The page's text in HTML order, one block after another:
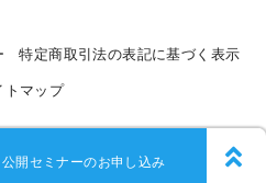
特定商取引法の表記に基づく表示
トマップ
公開セミナーのお申し込み